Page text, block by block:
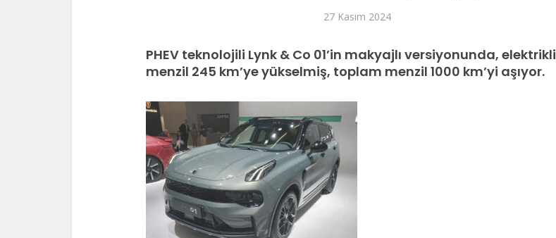
27 Kasım 2024
PHEV teknolojili Lynk & Co 01’in makyajlı versiyonunda, elektrikli
menzil 245 km’ye yükselmiş, toplam menzil 1000 km’yi aşıyor.